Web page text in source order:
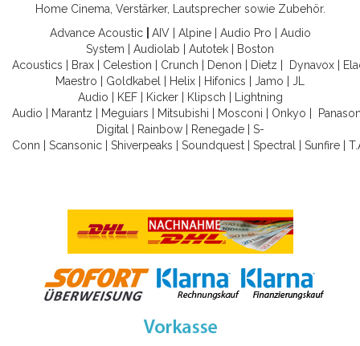
Home Cinema, Verstärker, Lautsprecher sowie Zubehör.
Advance Acoustic
AIV| Alpine| Audio Pro
Audio
System
Audiolab Autotek
Boston
Acoustics
Brax Celestion Crunch Denon Dietz Dynavox
Maestro
Goldkabel Helix Hifonics Jamo
JL
Audio
KEF| Kicker| Klipsch
Lightning
Audio
Marantz Meguiars Mitsubishi Mosconi Onkyo
Digital
Rainbow| Renegade| S-
Conn
Scansonic Shiverpeaks Soundquest Spectral Sunfire